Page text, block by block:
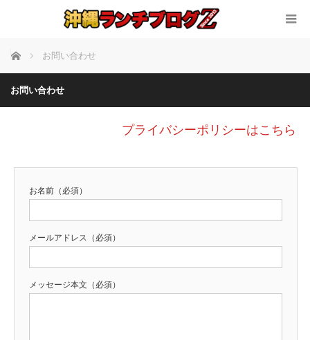
ホーム お問い合わせ
お問い合わせ
プライバシーポリシーはこちら
お名前（必須）
メールアドレス（必須）
メッセージ本文（必須）